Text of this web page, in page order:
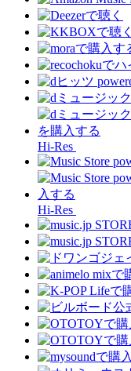
Hi-Res
Hi-Res